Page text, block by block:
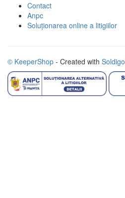
Contact
Anpc
Soluționarea online a litigiilor
© KeeperShop - Created with Soldigo